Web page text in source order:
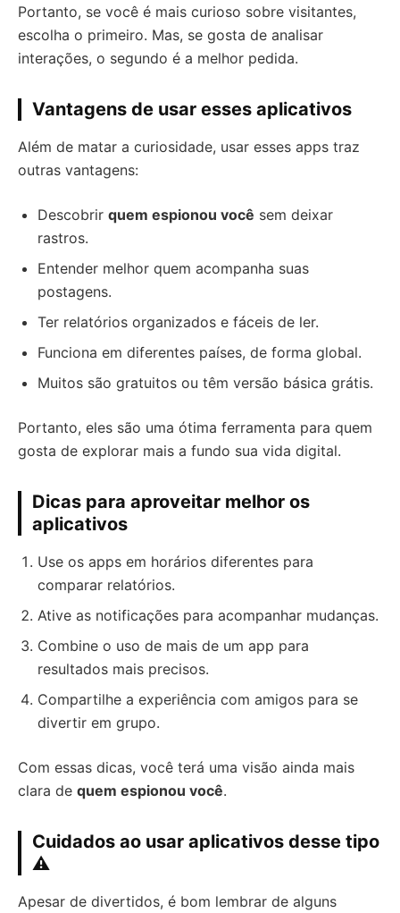
Portanto, se você é mais curioso sobre visitantes,
escolha o primeiro. Mas, se gosta de analisar
interações, o segundo é a melhor pedida.
Vantagens de usar esses aplicativos
Além de matar a curiosidade, usar esses apps traz
outras vantagens:
Descobrir quem espionou você sem deixar
rastros.
Entender melhor quem acompanha suas
postagens.
Ter relatórios organizados e fáceis de ler.
Funciona em diferentes países, de forma global.
Muitos são gratuitos ou têm versão básica grátis.
Portanto, eles são uma ótima ferramenta para quem
gosta de explorar mais a fundo sua vida digital.
Dicas para aproveitar melhor os
aplicativos
Use os apps em horários diferentes para
comparar relatórios.
Ative as notificações para acompanhar mudanças.
Combine o uso de mais de um app para
resultados mais precisos.
Compartilhe a experiência com amigos para se
divertir em grupo.
Com essas dicas, você terá uma visão ainda mais
clara de quem espionou você.
Cuidados ao usar aplicativos desse tipo
⚠️
Apesar de divertidos, é bom lembrar de alguns